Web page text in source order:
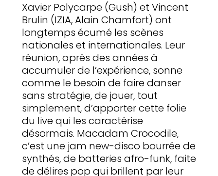
Xavier Polycarpe (Gush) et Vincent
Brulin (IZIA, Alain Chamfort) ont
longtemps écumé les scènes
nationales et internationales. Leur
réunion, après des années à
accumuler de l’expérience, sonne
comme le besoin de faire danser
sans stratégie, de jouer, tout
simplement, d’apporter cette folie
du live qui les caractérise
désormais. Macadam Crocodile,
c’est une jam new-disco bourrée de
synthés, de batteries afro-funk, faite
de délires pop qui brillent par leur